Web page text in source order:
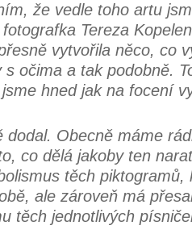
že vedle toho artu
Tereza
vytvořila něco, co
s očima a tak podobně.
hned jak na focení
dodal. Obecně máme
co dělá jakoby ten
těch piktogramů,
ale zároveň má
těch jednotlivých